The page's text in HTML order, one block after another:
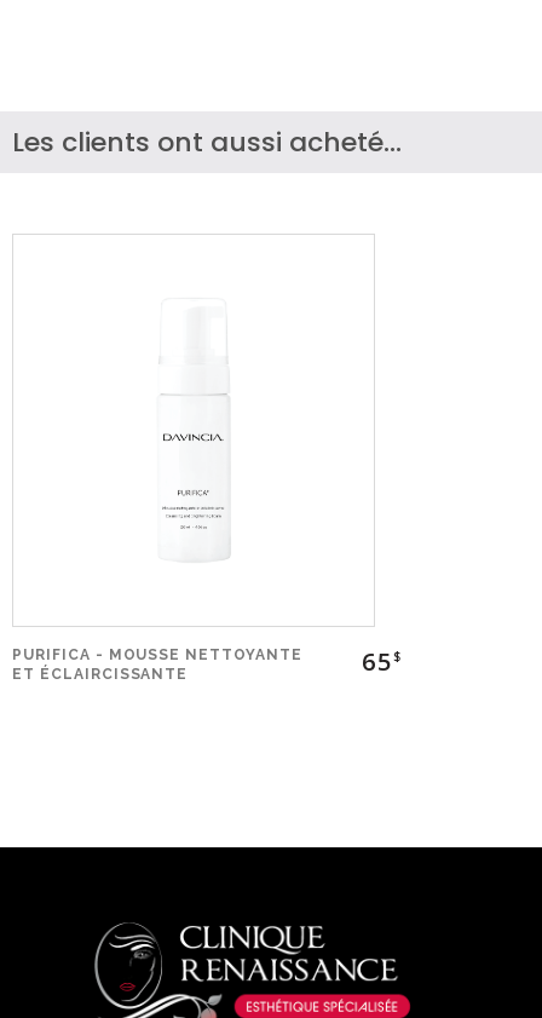
Les clients ont aussi acheté...
PURIFICA - MOUSSE NETTOYANTE
ET ÉCLAIRCISSANTE
65$